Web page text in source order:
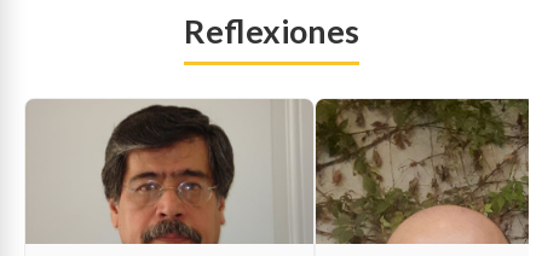
Reflexiones